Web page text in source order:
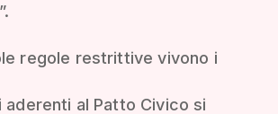
regole restrittive vivono i
aderenti al Patto Civico si